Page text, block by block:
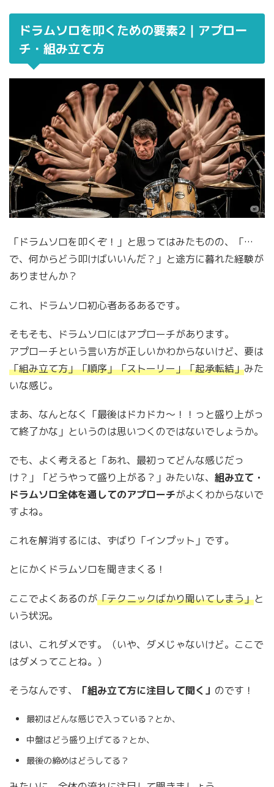
ドラムソロを叩くための要素2｜アプロー
チ・組み立て方
「ドラムソロを叩くぞ！」と思ってはみたものの、「…
で、何からどう叩けばいいんだ？」と途方に暮れた経験が
ありませんか？
これ、ドラムソロ初心者あるあるです。
そもそも、ドラムソロにはアプローチがあります。
アプローチという言い方が正しいかわからないけど、要は
「組み立て方」「順序」「ストーリー」「起承転結」みた
いな感じ。
まあ、なんとなく「最後はドカドカ〜！！っと盛り上がっ
て終了かな」というのは思いつくのではないでしょうか。
でも、よく考えると「あれ、最初ってどんな感じだっ
け？」「どうやって盛り上がる？」みたいな、 組み立て・
ドラムソロ全体を通してのアプローチがよくわからないで
すよね。
これを解消するには、ずばり「インプット」です。
とにかくドラムソロを聞きまくる！
ここでよくあるのが「テクニックばかり聞いてしまう」と
いう状況。
はい、これダメです。（いや、ダメじゃないけど。ここで
はダメってことね。）
そうなんです、 「組み立て方に注目して聞く」 のです！
最初はどんな感じで入っている？とか、
中盤はどう盛り上げてる？とか、
最後の締めはどうしてる？